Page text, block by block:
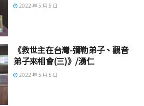
2022 年 5 月 5 日
《救世主在台灣-彌勒弟子、觀音
弟子來相會(三)》/湧仁
2022 年 5 月 5 日